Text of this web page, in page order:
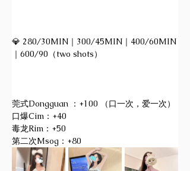
💎 280/30MIN｜300/45MIN｜400/60MIN
｜600/90（two shots）
莞式Dongguan ：+100 （口一次，爱一次）
口爆Cim：+40
毒龙Rim：+50
第二次Msog：+80